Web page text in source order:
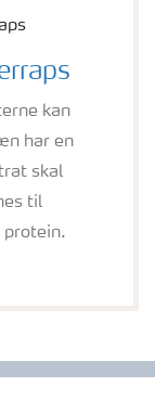
kan
har en
skal
til